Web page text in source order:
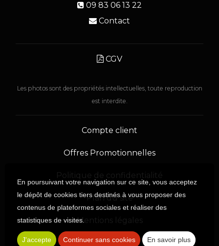
09 83 06 13 22
Contact
CGV
Les photos sont des propriétés intellectuelles, toute reproduction
est interdite.
Compte client
Offres Promotionnelles
Politique de confidentialité
Plan du site
Mentions légales
En poursuivant votre navigation sur ce site, vous acceptez
le dépôt de cookies tiers destinés à vous proposer des
contenus de plateformes sociales et réaliser des
statistiques de visites.
J'accepte Continuer sans cookies En savoir plus